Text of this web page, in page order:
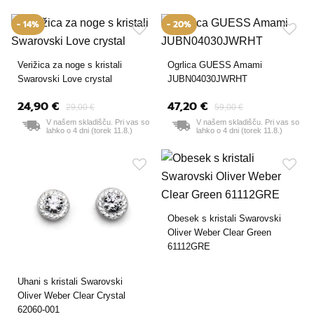
- 14%
Verižica za noge s kristali
Swarovski Love crystal
24,90 € 29,00 €
V našem skladišču. Pri vas so
lahko o 4 dni (torek 11.8.)
- 20%
Ogrlica GUESS Amami
JUBN04030JWRHT
47,20 € 59,00 €
V našem skladišču. Pri vas so
lahko o 4 dni (torek 11.8.)
Uhani s kristali Swarovski
Oliver Weber Clear Crystal
62060-001
Obesek s kristali Swarovski
Oliver Weber Clear Green
61112GRE